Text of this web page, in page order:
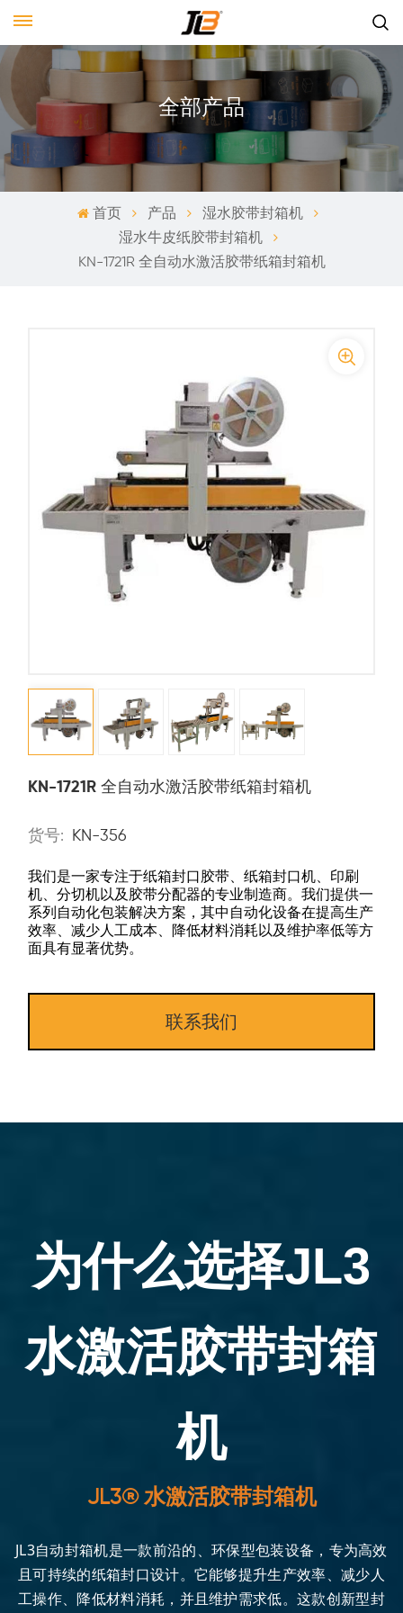
全部产品
首页 产品
湿水胶带封箱机
湿水牛皮纸胶带封箱机
KN-1721R 全自动水激活胶带纸箱封箱机
KN-1721R 全自动水激活胶带纸箱封箱机
货号: KN-356
我们是一家专注于纸箱封口胶带、纸箱封口机、印刷
机、分切机以及胶带分配器的专业制造商。我们提供一
系列自动化包装解决方案，其中自动化设备在提高生产
效率、减少人工成本、降低材料消耗以及维护率低等方
面具有显著优势。
联系我们
为什么选择JL3
水激活胶带封箱
机
JL3® 水激活胶带封箱机
JL3自动封箱机是一款前沿的、环保型包装设备，专为高效
且可持续的纸箱封口设计。它能够提升生产效率、减少人
工操作、降低材料消耗，并且维护需求低。这款创新型封